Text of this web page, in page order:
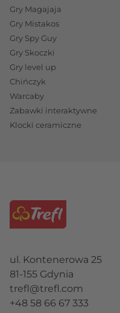
Gry Magajaja
Gry Mistakos
Gry Spy Guy
Gry Skoczki
Gry level up
Chińczyk
Warcaby
Zabawki interaktywne
Klocki ceramiczne
ul. Kontenerowa 25
81-155 Gdynia
trefl@trefl.com
+48 58 66 67 333